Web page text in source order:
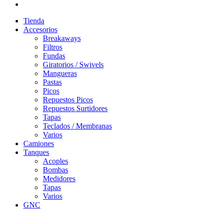
Tienda
Accesorios
Breakaways
Filtros
Fundas
Giratorios / Swivels
Mangueras
Pastas
Picos
Repuestos Picos
Repuestos Surtidores
Tapas
Teclados / Membranas
Varios
Camiones
Tanques
Acoples
Bombas
Medidores
Tapas
Varios
GNC